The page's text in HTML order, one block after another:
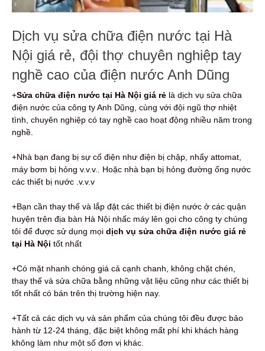
Dịch vụ sửa chữa điện nước tại Hà
Nội giá rẻ, đội thợ chuyên nghiệp tay
nghề cao của điện nước Anh Dũng
+Sửa chữa điện nước tại Hà Nội giá rẻ là dịch vụ sửa chữa
điện nước của công ty Anh Dũng, cùng với đội ngũ thợ nhiệt
tình, chuyên nghiệp có tay nghề cao hoạt động nhiều năm trong
nghề.
+Nhà bạn đang bị sự cố điện như điện bị chập, nhẩy attomat,
máy bơm bị hỏng v.v.v.. Hoặc nhà bạn bị hỏng đường ống nước
các thiết bị nước .v.v.v
+Bạn cần thay thế và lắp đặt các thiết bị điện nước ở các quận
huyện trên địa bàn Hà Nội nhấc máy lên gọi cho công ty chúng
tôi để được sử dụng mọi dịch vụ sửa chữa điện nước giá rẻ
tại Hà Nội tốt nhất
+Có mặt nhanh chóng giá cả cạnh chanh, không chặt chén,
thay thế và sửa chữa bằng những vật liệu cũng như các thiết bị
tốt nhất có bán trên thị trường hiện nay.
+Tất cả các dịch vụ và sản phẩm của chúng tôi đều được bảo
hành từ 12-24 tháng, đặc biệt không mất phí khi khách hàng
không làm như một số đơn vị khác.